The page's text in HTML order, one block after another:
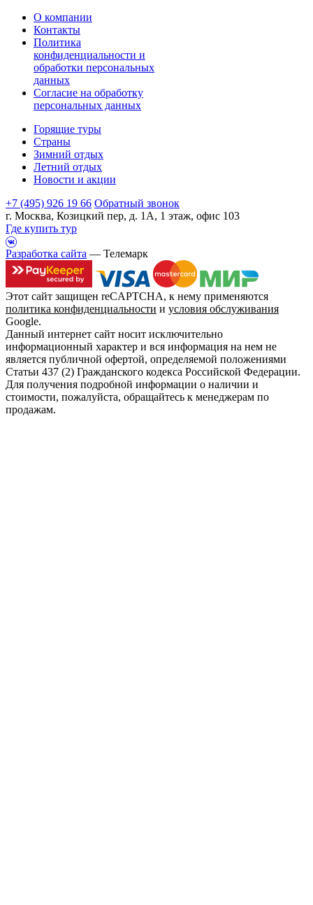
О компании
Контакты
Политика
конфиденциальности и
обработки персональных
данных
Согласие на обработку
персональных данных
Горящие туры
Страны
Зимний отдых
Летний отдых
Новости и акции
+7 (495) 926 19 66 Обратный звонок
г. Москва, Козицкий пер, д. 1А, 1 этаж, офис 103
Где купить тур
Разработка сайта — Телемарк
Этот сайт защищен reCAPTCHA, к нему применяются
политика конфиденциальности и условия обслуживания
Google.
Данный интернет сайт носит исключительно
информационный характер и вся информация на нем не
является публичной офертой, определяемой положениями
Статьи 437 (2) Гражданского кодекса Российской Федерации.
Для получения подробной информации о наличии и
стоимости, пожалуйста, обращайтесь к менеджерам по
продажам.